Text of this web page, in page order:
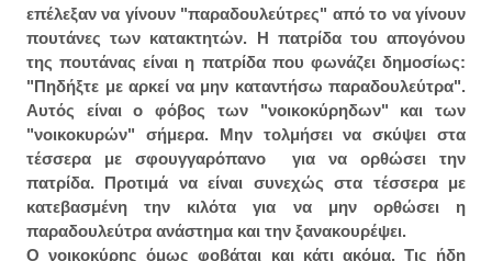
επέλεξαν να γίνουν "παραδουλεύτρες" από το να γίνουν
πουτάνες των κατακτητών. Η πατρίδα του απογόνου
της πουτάνας είναι η πατρίδα που φωνάζει δημοσίως:
"Πηδήξτε με αρκεί να μην καταντήσω παραδουλεύτρα".
Αυτός είναι ο φόβος των "νοικοκύρηδων" και των
"νοικοκυρών" σήμερα. Μην τολμήσει να σκύψει στα
τέσσερα με σφουγγαρόπανο για να ορθώσει την
πατρίδα. Προτιμά να είναι συνεχώς στα τέσσερα με
κατεβασμένη την κιλότα για να μην ορθώσει η
παραδουλεύτρα ανάστημα και την ξανακουρέψει.
Ο νοικοκύρης όμως φοβάται και κάτι ακόμα. Τις ήδη